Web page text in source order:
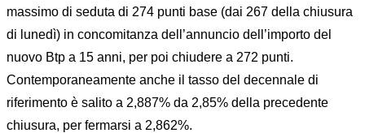
massimo di seduta di 274 punti base (dai 267 della chiusura
di lunedì) in concomitanza dell’annuncio dell’importo del
nuovo Btp a 15 anni, per poi chiudere a 272 punti.
Contemporaneamente anche il tasso del decennale di
riferimento è salito a 2,887% da 2,85% della precedente
chiusura, per fermarsi a 2,862%.